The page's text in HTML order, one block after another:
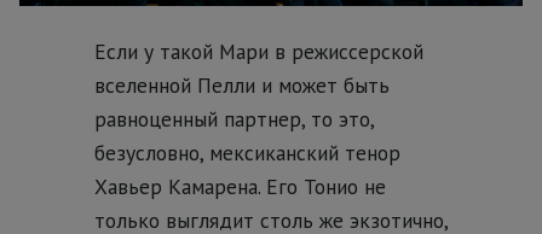
Если у такой Мари в режиссерской
вселенной Пелли и может быть
равноценный партнер, то это,
безусловно, мексиканский тенор
Хавьер Камарена. Его Тонио не
только выглядит столь же экзотично,